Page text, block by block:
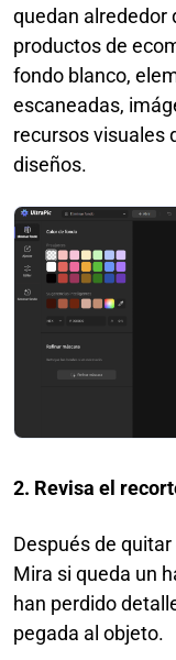
quedan alrededor
productos de
fondo blanco,
escaneadas,
recursos visuales
diseños.
2. Revisa el
Después de
Mira si queda un
han perdido
pegada al objeto.